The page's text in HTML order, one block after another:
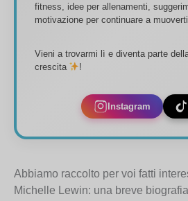
fitness, idee per allenamenti,
motivazione per continuare a
Vieni a trovarmi lì e diventa parte
crescita
!
Instagram
Abbiamo raccolto per voi fatti
Michelle Lewin: una breve